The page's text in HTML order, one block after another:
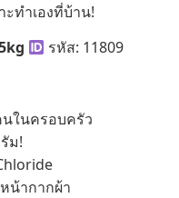
ทำเองที่บ้าน!
รหัส: 11809
ในครอบครัว
ม!
น้ากากผ้า